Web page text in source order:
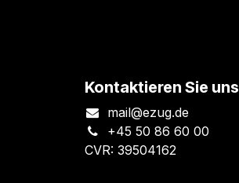
Kontaktieren Sie uns
mail@ezug.de
+45 50 86 60 00
CVR: 39504162